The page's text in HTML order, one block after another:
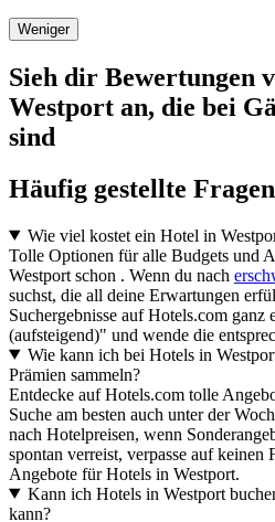
Weniger
Sieh dir Bewertungen
Westport an, die bei
sind
Häufig gestellte Fragen
Wie viel kostet ein Hotel in
Tolle Optionen für alle Budgets und
Westport schon . Wenn du nach
suchst, die all deine Erwartungen
Suchergebnisse auf Hotels.com ganz
(aufsteigend)" und wende die
Wie kann ich bei Hotels in
Prämien sammeln?
Entdecke auf Hotels.com tolle
Suche am besten auch unter der
nach Hotelpreisen, wenn
spontan verreist, verpasse auf keinen
Angebote für Hotels in Westport.
Kann ich Hotels in Westport
kann?